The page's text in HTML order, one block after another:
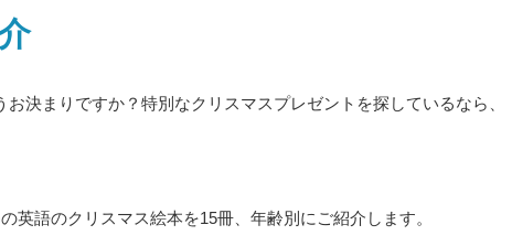
決まりですか？特別なクリスマスプレゼントを探しているなら、
英語のクリスマス絵本を15冊、年齢別にご紹介します。